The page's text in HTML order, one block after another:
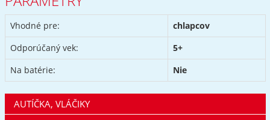
Vhodné pre:
chlapcov
Odporúčaný vek:
5+
Na batérie:
Nie
AUTÍČKA, VLÁČIKY